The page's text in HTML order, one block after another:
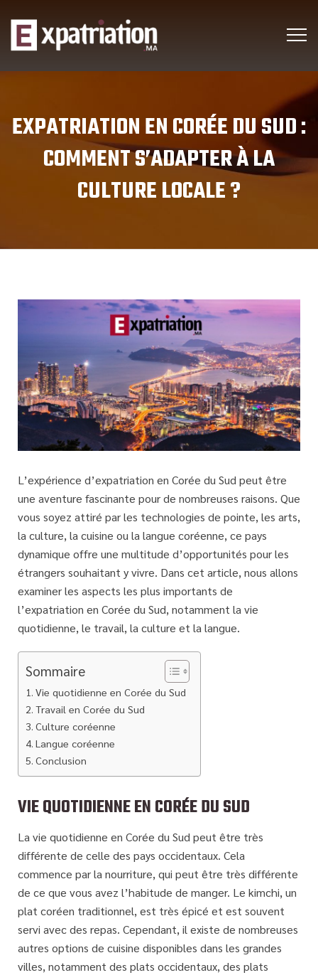
EXPATRIATION EN CORÉE DU SUD :
COMMENT S’ADAPTER À LA
CULTURE LOCALE ?
L’expérience d’expatriation en Corée du Sud peut être
une aventure fascinante pour de nombreuses raisons. Que
vous soyez attiré par les technologies de pointe, les arts,
la culture, la cuisine ou la langue coréenne, ce pays
dynamique offre une multitude d’opportunités pour les
étrangers souhaitant y vivre. Dans cet article, nous allons
examiner les aspects les plus importants de
l’expatriation en Corée du Sud, notamment la vie
quotidienne, le travail, la culture et la langue.
Sommaire
Vie quotidienne en Corée du Sud
Travail en Corée du Sud
Culture coréenne
Langue coréenne
Conclusion
VIE QUOTIDIENNE EN CORÉE DU SUD
La vie quotidienne en Corée du Sud peut être très
différente de celle des pays occidentaux. Cela
commence par la nourriture, qui peut être très différente
de ce que vous avez l’habitude de manger. Le kimchi, un
plat coréen traditionnel, est très épicé et est souvent
servi avec des repas. Cependant, il existe de nombreuses
autres options de cuisine disponibles dans les grandes
villes, notamment des plats occidentaux, des plats